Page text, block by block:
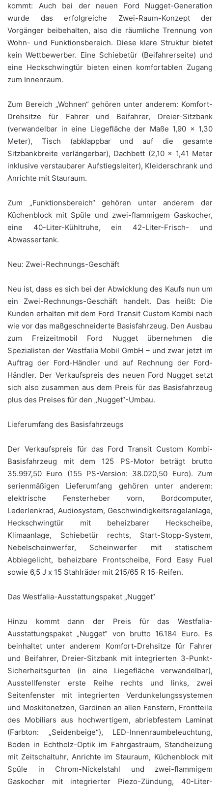
kommt: Auch bei der neuen Ford Nugget-Generation
wurde das erfolgreiche Zwei-Raum-Konzept der
Vorgänger beibehalten, also die räumliche Trennung von
Wohn- und Funktionsbereich. Diese klare Struktur bietet
kein Wettbewerber. Eine Schiebetür (Beifahrerseite) und
eine Heckschwingtür bieten einen komfortablen Zugang
zum Innenraum.
Zum Bereich „Wohnen“ gehören unter anderem: Komfort-
Drehsitze für Fahrer und Beifahrer, Dreier-Sitzbank
(verwandelbar in eine Liegefläche der Maße 1,90 x 1,30
Meter), Tisch (abklappbar und auf die gesamte
Sitzbankbreite verlängerbar), Dachbett (2,10 x 1,41 Meter
inklusive verstaubarer Aufstiegsleiter), Kleiderschrank und
Anrichte mit Stauraum.
Zum „Funktionsbereich“ gehören unter anderem der
Küchenblock mit Spüle und zwei-flammigem Gaskocher,
eine 40-Liter-Kühltruhe, ein 42-Liter-Frisch- und
Abwassertank.
Neu: Zwei-Rechnungs-Geschäft
Neu ist, dass es sich bei der Abwicklung des Kaufs nun um
ein Zwei-Rechnungs-Geschäft handelt. Das heißt: Die
Kunden erhalten mit dem Ford Transit Custom Kombi nach
wie vor das maßgeschneiderte Basisfahrzeug. Den Ausbau
zum Freizeitmobil Ford Nugget übernehmen die
Spezialisten der Westfalia Mobil GmbH – und zwar jetzt im
Auftrag der Ford-Händler und auf Rechnung der Ford-
Händler. Der Verkaufspreis des neuen Ford Nugget setzt
sich also zusammen aus dem Preis für das Basisfahrzeug
plus des Preises für den „Nugget“-Umbau.
Lieferumfang des Basisfahrzeugs
Der Verkaufspreis für das Ford Transit Custom Kombi-
Basisfahrzeug mit dem 125 PS-Motor beträgt brutto
35.997,50 Euro (155 PS-Version: 38.020,50 Euro). Zum
serienmäßigen Lieferumfang gehören unter anderem:
elektrische Fensterheber vorn, Bordcomputer,
Lederlenkrad, Audiosystem, Geschwindigkeitsregelanlage,
Heckschwingtür mit beheizbarer Heckscheibe,
Klimaanlage, Schiebetür rechts, Start-Stopp-System,
Nebelscheinwerfer, Scheinwerfer mit statischem
Abbiegelicht, beheizbare Frontscheibe, Ford Easy Fuel
sowie 6,5 J x 15 Stahlräder mit 215/65 R 15-Reifen.
Das Westfalia-Ausstattungspaket „Nugget“
Hinzu kommt dann der Preis für das Westfalia-
Ausstattungspaket „Nugget“ von brutto 16.184 Euro. Es
beinhaltet unter anderem Komfort-Drehsitze für Fahrer
und Beifahrer, Dreier-Sitzbank mit integrierten 3-Punkt-
Sicherheitsgurten (in eine Liegefläche verwandelbar),
Ausstellfenster erste Reihe rechts und links, zwei
Seitenfenster mit integrierten Verdunkelungssystemen
und Moskitonetzen, Gardinen an allen Fenstern, Frontteile
des Mobiliars aus hochwertigem, abriebfestem Laminat
(Farbton: „Seidenbeige“), LED-Innenraumbeleuchtung,
Boden in Echtholz-Optik im Fahrgastraum, Standheizung
mit Zeitschaltuhr, Anrichte im Stauraum, Küchenblock mit
Spüle in Chrom-Nickelstahl und zwei-flammigem
Gaskocher mit integrierter Piezo-Zündung, 40-Liter-